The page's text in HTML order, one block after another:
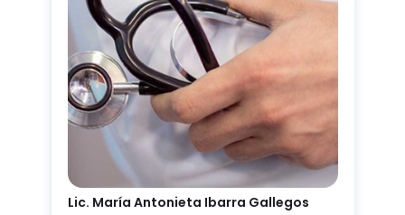
Lic. María Antonieta Ibarra Gallegos